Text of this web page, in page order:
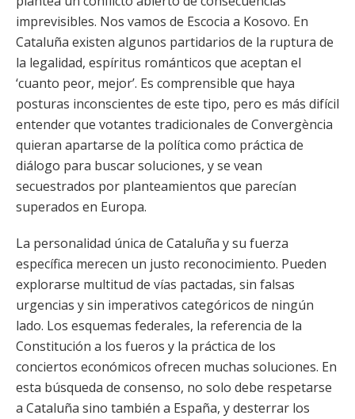
imprevisibles. Nos vamos de Escocia a Kosovo. En
Cataluña existen algunos partidarios de la ruptura de
la legalidad, espíritus románticos que aceptan el
‘cuanto peor, mejor’. Es comprensible que haya
posturas inconscientes de este tipo, pero es más difícil
entender que votantes tradicionales de Convergència
quieran apartarse de la política como práctica de
diálogo para buscar soluciones, y se vean
secuestrados por planteamientos que parecían
superados en Europa.
La personalidad única de Cataluña y su fuerza
específica merecen un justo reconocimiento. Pueden
explorarse multitud de vías pactadas, sin falsas
urgencias y sin imperativos categóricos de ningún
lado. Los esquemas federales, la referencia de la
Constitución a los fueros y la práctica de los
conciertos económicos ofrecen muchas soluciones. En
esta búsqueda de consenso, no solo debe respetarse
a Cataluña sino también a España, y desterrar los